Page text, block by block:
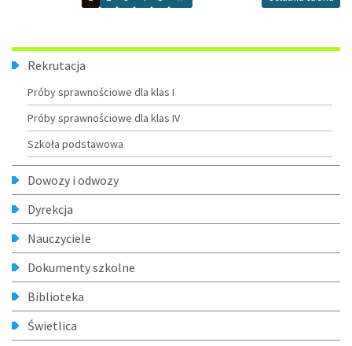
MenuRekrutacja
Próby sprawnościowe dla klas I
Próby sprawnościowe dla klas IV
Szkoła podstawowa
Dowozy i odwozy
Dyrekcja
Nauczyciele
Dokumenty szkolne
Biblioteka
Świetlica